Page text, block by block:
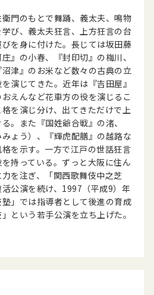
門のもとで舞踊、義太夫、鳴物
び、義太夫狂言、上方狂言の台
を身に付けた。長じては坂田藤
』の小春、『封印切』の梅川、
沼津』のお米など数々の古典の立
演じてきた。近年は『吉田屋』
えんなど花車方の役を演じるこ
を演じ分け、出てきただけで上
。また『国姓爺合戦』の渚、
みょう）、『輝虎配膳』の越路な
を示す。一方で江戸の世話狂言
持っている。ずっと大阪に住ん
を注ぎ、「関西歌舞伎中之芝
公演を続け、1997（平成9）年
」では指導者として後進の育成
という若手公演を立ち上げた。